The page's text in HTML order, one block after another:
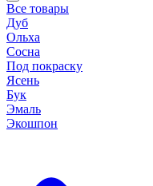
Все товары
Дуб
Ольха
Сосна
Под покраску
Ясень
Бук
Эмаль
Экошпон